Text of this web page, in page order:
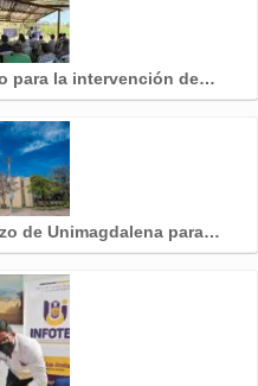
para la intervención de…
de Unimagdalena para…